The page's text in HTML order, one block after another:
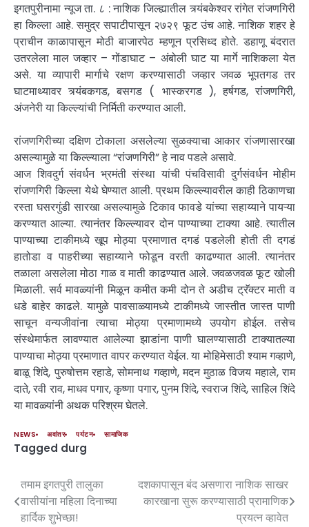
इगतपुरीनामा न्यूज ता. ८ : नाशिक जिल्ह्यातील त्र्यंबकेश्वर रांगेत रांजणगिरी
हा किल्ला आहे. समुद्र सपाटीपासून २७२९ फूट उंच आहे. नाशिक शहर हे
प्राचीन काळापासून मोठी बाजारपेठ म्हणून प्रसिध्द होते. डहाणू बंदरात
उतरलेला माल जव्हार – गोंडाघाट – अंबोली घाट या मार्गे नाशिकला येत
असे. या व्यापारी मार्गाचे रक्षण करण्यासाठी जव्हार जवळ भूपतगड तर
घाटमाथ्यावर त्र्यंबकगड, बसगड ( भास्करगड ), हर्षगड, रांजणगिरी,
अंजनेरी या किल्ल्यांची निर्मिती करण्यात आली.
रांजणगिरीच्या दक्षिण टोकाला असलेल्या सुळक्याचा आकार रांजणासारखा
असल्यामुळे या किल्ल्याला “रांजणगिरी” हे नाव पडले असावे.
आज शिवदुर्ग संवर्धन भ्रमंती संस्था यांची पंचविसावी दुर्गसंवर्धन मोहीम
रांजणगिरी किल्ला येथे घेण्यात आली. प्रथम किल्ल्यावरील काही ठिकाणचा
रस्ता घसरगुंडी सारखा असल्यामुळे टिकाव फावडे यांच्या सहाय्याने पायऱ्या
करण्यात आल्या. त्यानंतर किल्ल्यावर दोन पाण्याच्या टाक्या आहे. त्यातील
पाण्याच्या टाकीमध्ये खूप मोठ्या प्रमाणात दगडं पडलेली होती ती दगडं
हातोडा व पाहरीच्या सहाय्याने फोडून वरती काढण्यात आली. त्यानंतर
तळाला असलेला मोठा गाळ व माती काढण्यात आले. जवळजवळ फूट खोली
मिळाली. सर्व मावळ्यांनी मिळून कमीत कमी दोन ते अडीच ट्रॅक्टर माती व
धडे बाहेर काढले. यामुळे पावसाळ्यामध्ये टाकीमध्ये जास्तीत जास्त पाणी
साचून वन्यजीवांना त्याचा मोठ्या प्रमाणामध्ये उपयोग होईल. तसेच
संस्थेमार्फत लावण्यात आलेल्या झाडांना पाणी घालण्यासाठी टाक्यातल्या
पाण्याचा मोठ्या प्रमाणात वापर करण्यात येईल. या मोहिमेसाठी श्याम गव्हाणे,
बाळू शिंदे, पुरुषोत्तम रहाडे, सोमनाथ गव्हाणे, मदन मुठाळ विजय महाले, राम
दाते, रवी राव, माधव पगार, कृष्णा पगार, पुनम शिंदे, स्वराज शिंदे, साहिल शिंदे
या मावळ्यांनी अथक परिश्रम घेतले.
NEWS अवांतर पर्यटन सामाजिक
Tagged durg
तमाम इगतपुरी तालुका
वासीयांना महिला दिनाच्या
हार्दिक शुभेच्छा!
दशकापासून बंद असणारा नाशिक साखर
कारखाना सुरू करण्यासाठी प्रामाणिक
प्रयत्न व्हावेत